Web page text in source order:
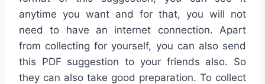
anytime you want and for that, you will not
need to have an internet connection. Apart
from collecting for yourself, you can also send
this PDF suggestion to your friends also. So
they can also take good preparation. To collect